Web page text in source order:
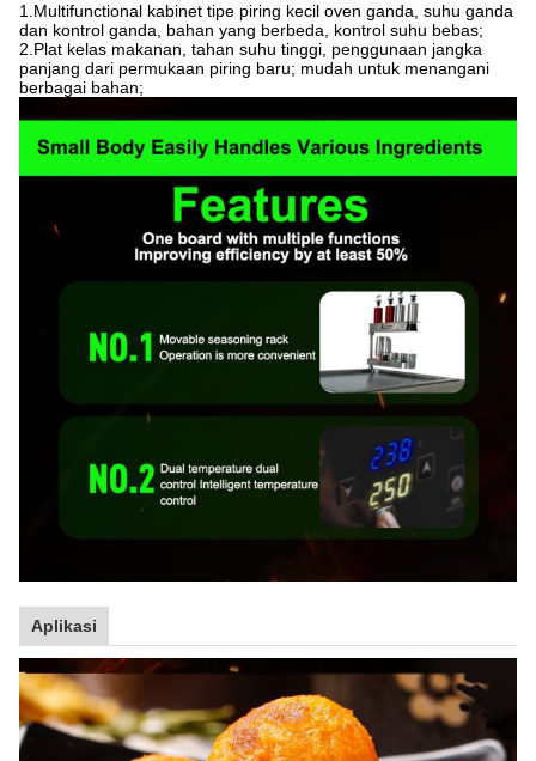
1.Multifunctional kabinet tipe piring kecil oven ganda, suhu ganda
dan kontrol ganda, bahan yang berbeda, kontrol suhu bebas;
2.Plat kelas makanan, tahan suhu tinggi, penggunaan jangka
panjang dari permukaan piring baru; mudah untuk menangani
berbagai bahan;
Aplikasi